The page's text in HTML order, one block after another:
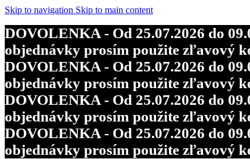
Skip to navigation Skip to main content
DOVOLENKA - Od 25.07.2026 do
objednávky prosím použite zľavový
DOVOLENKA - Od 25.07.2026 do
objednávky prosím použite zľavový
DOVOLENKA - Od 25.07.2026 do
objednávky prosím použite zľavový
DOVOLENKA - Od 25.07.2026 do
objednávky prosím použite zľavový